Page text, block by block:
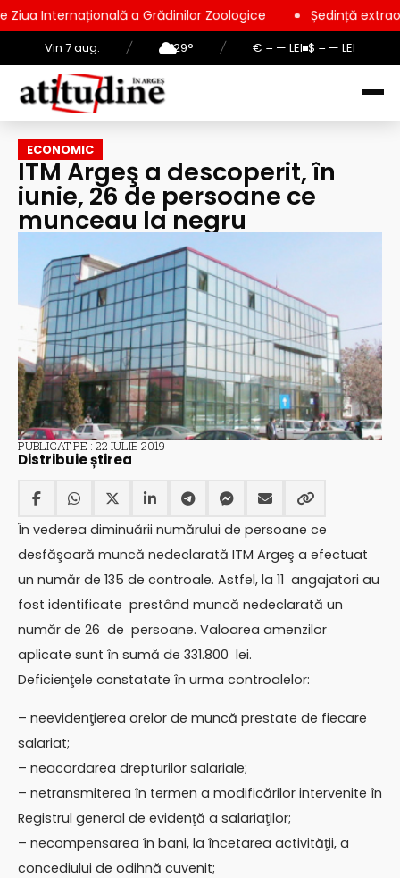
Vin 7 aug. / 29° / € = — LEI $ = — LEI
a Grădinilor Zoologice Ședință extraordinară la
ECONOMIC
ITM Argeş a descoperit, în
iunie, 26 de persoane ce
munceau la negru
PUBLICAT PE : 22 IULIE 2019
Distribuie știrea
În vederea diminuării numărului de persoane ce
desfăşoară muncă nedeclarată ITM Argeş a efectuat
un număr de 135 de controale. Astfel, la 11 angajatori au
fost identificate prestând muncă nedeclarată un
număr de 26 de persoane. Valoarea amenzilor
aplicate sunt în sumă de 331.800 lei.
Deficienţele constatate în urma controalelor:
– neevidenţierea orelor de muncă prestate de fiecare
salariat;
– neacordarea drepturilor salariale;
– netransmiterea în termen a modificărilor intervenite în
Registrul general de evidenţă a salariaţilor;
– necompensarea în bani, la încetarea activităţii, a
concediului de odihnă cuvenit;